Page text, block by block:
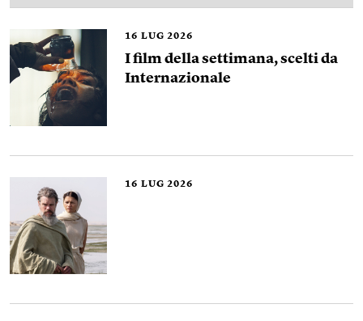
16 LUG 2026
I film della settimana, scelti da
Internazionale
16 LUG 2026